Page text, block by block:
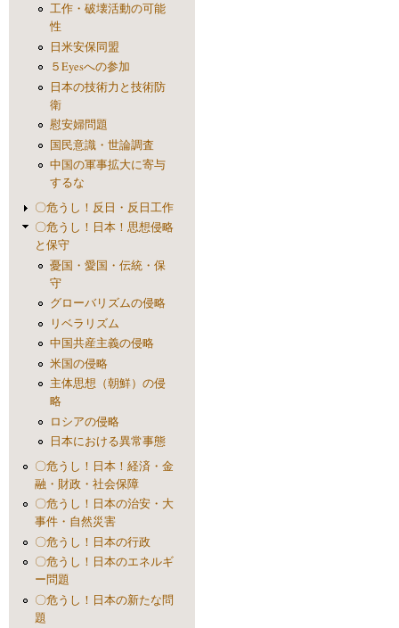
工作・破壊活動の可能
性
日米安保同盟
５Eyesへの参加
日本の技術力と技術防
衛
慰安婦問題
国民意識・世論調査
中国の軍事拡大に寄与
するな
〇危うし！反日・反日工作
〇危うし！日本！思想侵略
と保守
憂国・愛国・伝統・保
守
グローバリズムの侵略
リベラリズム
中国共産主義の侵略
米国の侵略
主体思想（朝鮮）の侵
略
ロシアの侵略
日本における異常事態
〇危うし！日本！経済・金
融・財政・社会保障
〇危うし！日本の治安・大
事件・自然災害
〇危うし！日本の行政
〇危うし！日本のエネルギ
ー問題
〇危うし！日本の新たな問
題